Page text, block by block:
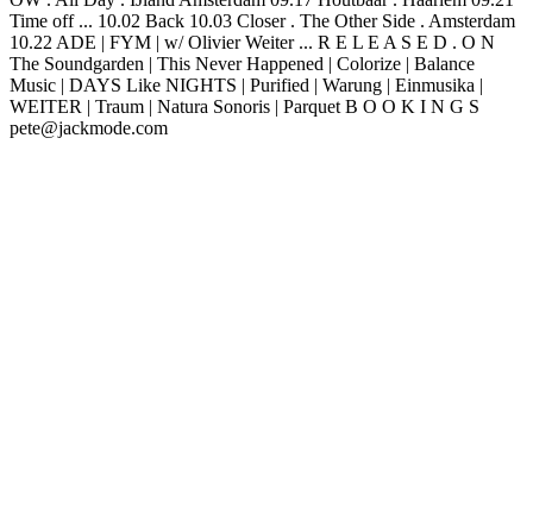
Time off ... 10.02 Back 10.03 Closer . The Other Side . Amsterdam
10.22 ADE | FYM | w/ Olivier Weiter ... R E L E A S E D . O N
The Soundgarden | This Never Happened | Colorize | Balance
Music | DAYS Like NIGHTS | Purified | Warung | Einmusika |
WEITER | Traum | Natura Sonoris | Parquet B O O K I N G S
pete@jackmode.com